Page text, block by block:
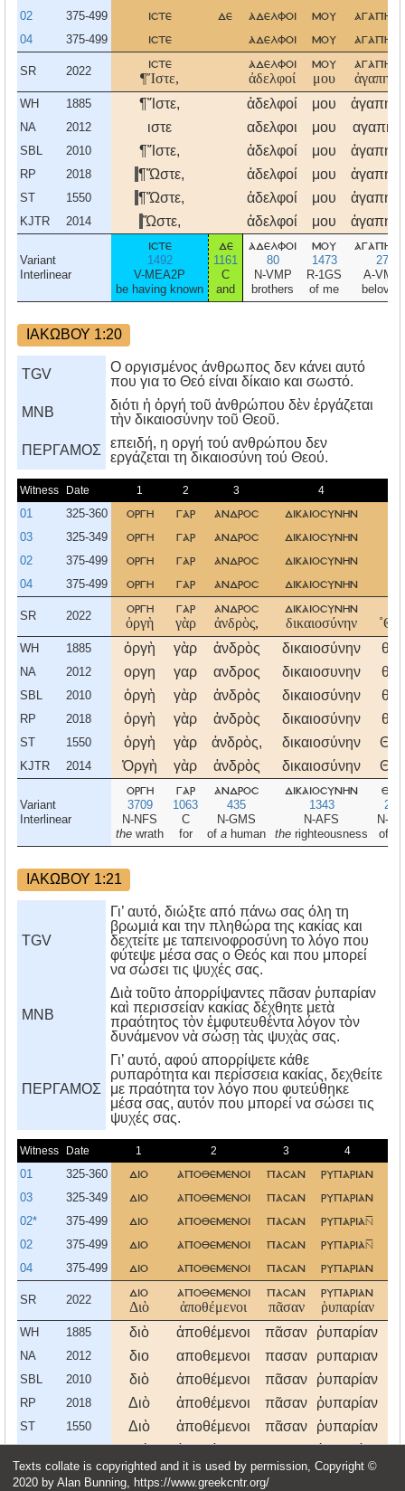
02 375-499 ιστε δε αδελφοι μου
04 375-499 ιστε αδελφοι μου
SR 2022
ιστε
¶Ἴστε,
αδελφοι
ἀδελφοί
μου
μου
WH 1885 ¶Ἴστε, ἀδελφοί μου
NA 2012 ιστε αδελφοι μου
SBL 2010 ¶Ἴστε, ἀδελφοί μου
RP 2018 ¶Ὥστε, ἀδελφοί μου
ST 1550 ¶Ὥστε, ἀδελφοί μου
KJTR 2014 Ὥστε, ἀδελφοί μου
Variant
Interlinear
ιστε
1492
V-MEA2P
be having known
δε
1161
C
and
αδελφοι
80
N-VMP
brothers
μου
1473
R-1GS
of me
27
A-VMP
beloved
ΙΑΚΩΒΟΥ 1:20
TGV
Ο οργισμένος άνθρωπος δεν κάνει αυτό
που για το Θεό είναι δίκαιο και σωστό.
MNB
διότι ἡ ὀργή τοῦ ἀνθρώπου δὲν ἐργάζεται
τὴν δικαιοσύνην τοῦ Θεοῦ.
ΠΕΡΓΑΜΟΣ
επειδή, η οργή τού ανθρώπου δεν
εργάζεται τη δικαιοσύνη τού Θεού.
Witness Date 1 2 3 4
01 325-360 οργη γαρ ανδροσ δικαιοσυνην
03 325-349 οργη γαρ ανδροσ δικαιοσυνην
02 375-499 οργη γαρ ανδροσ δικαιοσυνην
04 375-499 οργη γαρ ανδροσ δικαιοσυνην
SR 2022
οργη
ὀργὴ
γαρ
γὰρ
ανδροσ
ἀνδρὸς,
δικαιοσυνην
δικαιοσύνην
WH 1885 ὀργὴ γὰρ ἀνδρὸς δικαιοσύνην
NA 2012 οργη γαρ ανδρος δικαιοσυνην
SBL 2010 ὀργὴ γὰρ ἀνδρὸς δικαιοσύνην
RP 2018 ὀργὴ γὰρ ἀνδρὸς δικαιοσύνην
ST 1550 ὀργὴ γὰρ ἀνδρὸς, δικαιοσύνην
KJTR 2014 Ὀργὴ γὰρ ἀνδρὸς δικαιοσύνην
Variant
Interlinear
οργη
3709
N-NFS
the wrath
γαρ
1063
C
for
ανδροσ
435
N-GMS
of a human
δικαιοσυνην
1343
N-AFS
the righteousness
N-
of
ΙΑΚΩΒΟΥ 1:21
TGV
Γι’ αυτό, διώξτε από πάνω σας όλη τη
βρωμιά και την πληθώρα της κακίας και
δεχτείτε με ταπεινοφροσύνη το λόγο που
φύτεψε μέσα σας ο Θεός και που μπορεί
να σώσει τις ψυχές σας.
MNB
Διὰ τοῦτο ἀπορρίψαντες πᾶσαν ῥυπαρίαν
καὶ περισσείαν κακίας δέχθητε μετὰ
πραότητος τὸν ἐμφυτευθέντα λόγον τὸν
δυνάμενον νὰ σώσῃ τὰς ψυχὰς σας.
ΠΕΡΓΑΜΟΣ
Γι’ αυτό, αφού απορρίψετε κάθε
ρυπαρότητα και περίσσεια κακίας, δεχθείτε
με πραότητα τον λόγο που φυτεύθηκε
μέσα σας, αυτόν που μπορεί να σώσει τις
ψυχές σας.
Witness Date 1 2 3 4
01 325-360 διο αποθεμενοι πασαν ρυπαριαν
03 325-349 διο αποθεμενοι πασαν ρυπαριαν
02* 375-499 διο αποθεμενοι πασαν ρυπαρια
02 375-499 διο αποθεμενοι πασαν ρυπαρια
04 375-499 διο αποθεμενοι πασαν ρυπαριαν
SR 2022
διο
Διὸ
αποθεμενοι
ἀποθέμενοι
πασαν
πᾶσαν
ρυπαριαν
ῥυπαρίαν
WH 1885 διὸ ἀποθέμενοι πᾶσαν ῥυπαρίαν
NA 2012 διο αποθεμενοι πασαν ρυπαριαν
SBL 2010 διὸ ἀποθέμενοι πᾶσαν ῥυπαρίαν
RP 2018 Διὸ ἀποθέμενοι πᾶσαν ῥυπαρίαν
ST 1550 Διὸ ἀποθέμενοι πᾶσαν ῥυπαρίαν
Διὸ ἀποθέμενοι πᾶσαν ῥυπαρίαν
διο αποθεμενοι πασαν ρυπαριαν
Texts collate is copyrighted and it is used by permission, Copyright ©
2020 by Alan Bunning, https://www.greekcntr.org/